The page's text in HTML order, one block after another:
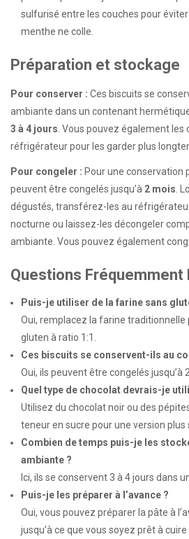
sulfurisé entre les couches pour
menthe ne colle.
Préparation et stockage
Pour conserver : Ces biscuits se
ambiante dans un contenant
3 à 4 jours . Vous pouvez également les
réfrigérateur pour les garder plus
Pour congeler : Pour une conservation
peuvent être congelés jusqu’à 2 mois .
dégustés, transférez-les au
nocturne ou laissez-les décongeler
ambiante. Vous pouvez également
Questions Fréquemment
Puis-je utiliser de la farine sans
Oui, remplacez la farine traditionnelle
gluten à ratio 1:1.
Ces biscuits se conservent-ils au
Oui, ils peuvent être congelés jusqu’à
Quel type de chocolat devrais-je
Utilisez du chocolat noir ou des
teneur en sucre pour une version plus
Combien de temps puis-je les
ambiante ?
Ici, ils se conservent 3 à 4 jours dans
Puis-je les préparer à l’avance ?
Oui, vous pouvez préparer la pâte à
jusqu’à ce que vous soyez prêt à cuire